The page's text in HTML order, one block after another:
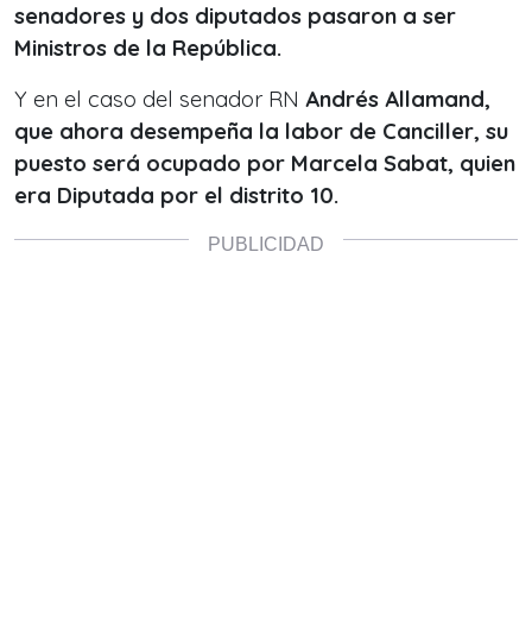
senadores y dos diputados pasaron a ser
Ministros de la República.
Y en el caso del senador RN Andrés Allamand,
que ahora desempeña la labor de Canciller, su
puesto será ocupado por Marcela Sabat, quien
era Diputada por el distrito 10.